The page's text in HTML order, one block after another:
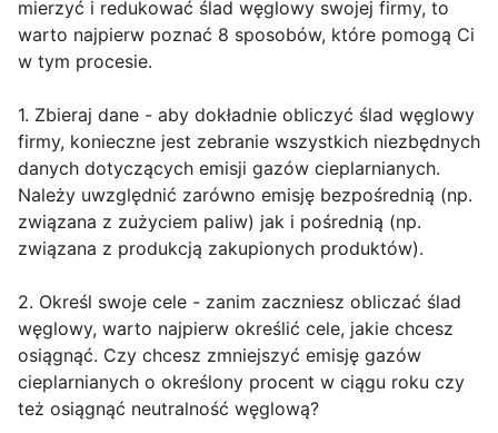
mierzyć i redukować ślad węglowy swojej firmy, to
warto najpierw poznać 8 sposobów, które pomogą Ci
w tym procesie.
1. Zbieraj dane - aby dokładnie obliczyć ślad węglowy
firmy, konieczne jest zebranie wszystkich niezbędnych
danych dotyczących emisji gazów cieplarnianych.
Należy uwzględnić zarówno emisję bezpośrednią (np.
związana z zużyciem paliw) jak i pośrednią (np.
związana z produkcją zakupionych produktów).
2. Określ swoje cele - zanim zaczniesz obliczać ślad
węglowy, warto najpierw określić cele, jakie chcesz
osiągnąć. Czy chcesz zmniejszyć emisję gazów
cieplarnianych o określony procent w ciągu roku czy
też osiągnąć neutralność węglową?